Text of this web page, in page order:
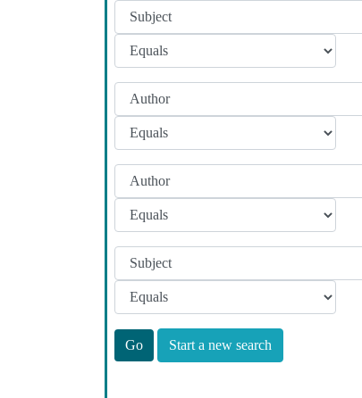
Start a new search